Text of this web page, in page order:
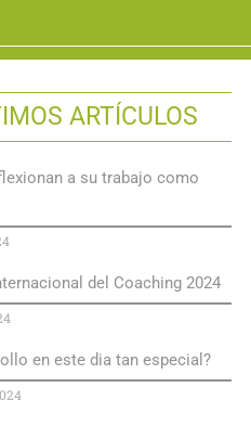
ARTÍCULOS
a su trabajo como
del Coaching 2024
en este dia tan especial?